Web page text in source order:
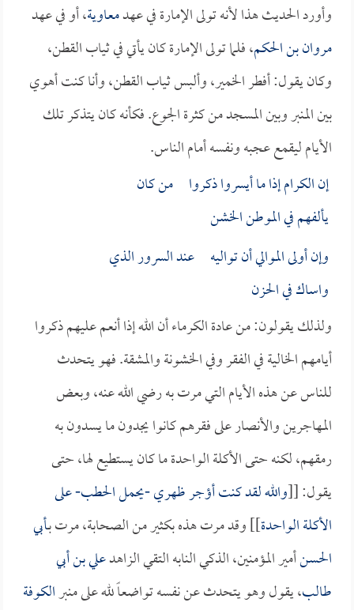
وأورد الحديث هذا لأنه تولى الإمارة في عهدمعاوية، أو في عهد
مروان بن الحكم، فلما تولى الإمارة كان يأتي في ثياب القطن،
وكان يقول: أفطر الخمير، وألبس ثياب القطن، وأنا كنت أهوي
بين المنبر وبين المسجد من كثرة الجوع. فكأنه كان يتذكر تلك
الأيام ليقمع عجبه ونفسه أمام الناس.
إن الكرام إذا ما أيسروا ذكروا من كان
يألفهم في الموطن الخشن
وإن أولى الموالي أن تواليه عند السرور الذي
واساك في الحزن
ولذلك يقولون: من عادة الكرماء أن الله إذا أنعم عليهم ذكروا
أيامهم الخالية في الفقر وفي الخشونة والمشقة. فهو يتحدث
للناس عن هذه الأيام التي مرت به رضي الله عنه، وبعض
المهاجرين والأنصار على فقرهم كانوا يجدون ما يسدون به
رمقهم، لكنه حتى الأكلة الواحدة ما كان يستطيع لها، حتى
يقول: [[والله لقد كنت أؤجر ظهري -يحمل الحطب- على
الأكلة الواحدة]] وقد مرت هذه بكثير من الصحابة، مرت بـأبي
الحسنأمير المؤمنين، الذكي النابه التقي الزاهدعلي بن أبي
طالب، يقول وهو يتحدث عن نفسه تواضعاً لله على منبرالكوفة